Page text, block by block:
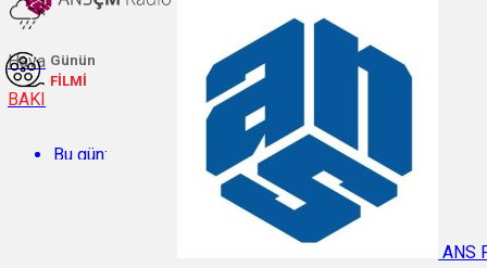
Hava
BAKI
Bu gün:
Temperatur: 27.1°C. Rütubət: 58%.
Günün
FİLMİ
ANS